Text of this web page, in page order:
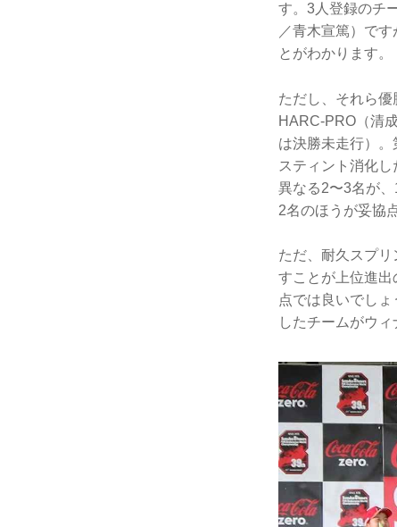
す。3人登録のチ
／青木宣篤）で
とがわかります。
ただし、それら
HARC-PRO（清
は決勝未走行）
スティント消化
異なる2〜3名が
2名のほうが妥協
ただ、耐久スプ
すことが上位進出
点では良いでし
したチームがウィ